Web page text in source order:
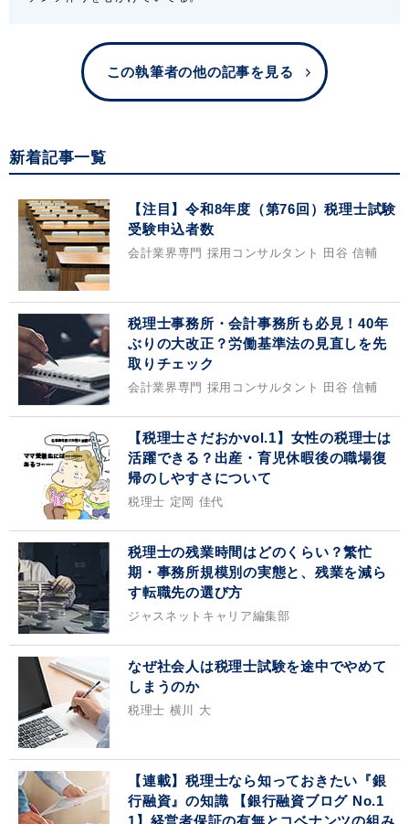
この執筆者の他の記事を見る
新着記事一覧
【注目】令和8年度（第76回）税理士試験
受験申込者数
会計業界専門 採用コンサルタント 田谷 信輔
税理士事務所・会計事務所も必見！40年
ぶりの大改正？労働基準法の見直しを先
取りチェック
会計業界専門 採用コンサルタント 田谷 信輔
【税理士さだおかvol.1】女性の税理士は
活躍できる？出産・育児休暇後の職場復
帰のしやすさについて
税理士 定岡 佳代
税理士の残業時間はどのくらい？繁忙
期・事務所規模別の実態と、残業を減ら
す転職先の選び方
ジャスネットキャリア編集部
なぜ社会人は税理士試験を途中でやめて
しまうのか
税理士 横川 大
【連載】税理士なら知っておきたい『銀
行融資』の知識 【銀行融資ブログ No.1
1】経営者保証の有無とコベナンツの組み